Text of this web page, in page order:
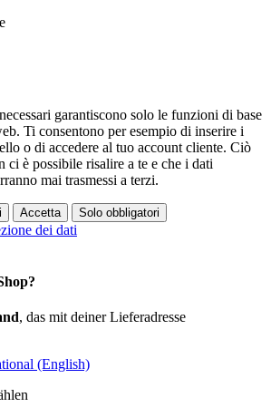
garantiscono solo le funzioni di base
Ti consentono per esempio di inserire i
o di accedere al tuo account cliente. Ciò
ci è possibile risalire a te e che i dati
mai trasmessi a terzi.
Accetta Solo obbligatori
dei dati
, das mit deiner Lieferadresse
(English)